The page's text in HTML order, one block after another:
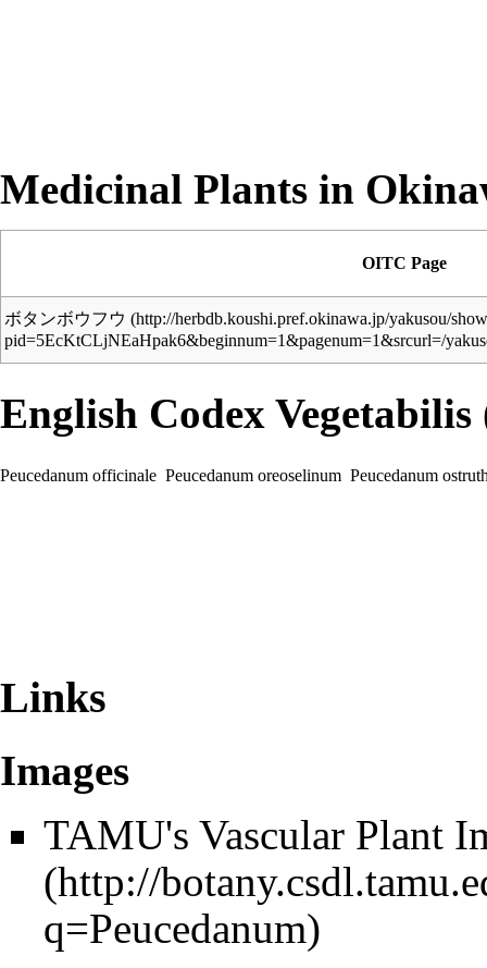
Medicinal Plants in
OITC Page
ボタンボウフウ
English Codex Vegetabilis
Peucedanum officinale Peucedanum oreoselinum Peucedanum
Links
Images
TAMU's Vascular Plant